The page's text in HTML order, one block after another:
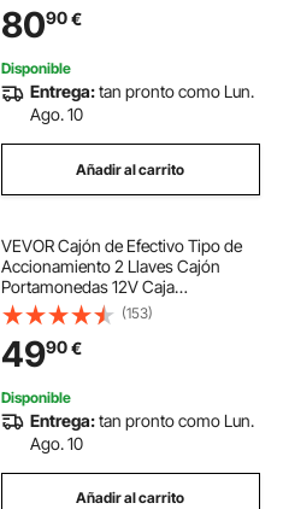
Pantalla LED, para Tiendas y
Bancos
8090€
Disponible
Entrega:tan pronto como Lun.
Ago. 10
Añadir al carrito
VEVOR Cajón de Efectivo Tipo de
Accionamiento 2 Llaves Cajón
Portamonedas 12V Caja
Registradora de Punto de Venta 41 x
42 x 10 cm Bandeja para Cajón de
Dinero Cajón de Caja Registradora
Bandeja
(153)
4990€
Disponible
Entrega:tan pronto como Lun.
Ago. 10
Añadir al carrito